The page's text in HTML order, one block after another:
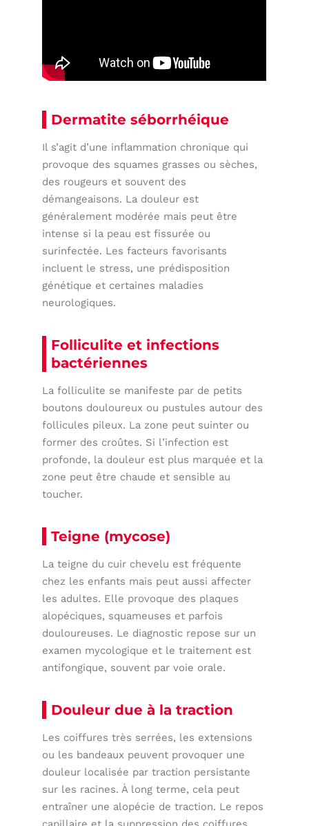
Dermatite séborrhéique
Il s’agit d’une inflammation chronique qui
provoque des squames grasses ou sèches,
des rougeurs et souvent des
démangeaisons. La douleur est
généralement modérée mais peut être
intense si la peau est fissurée ou
surinfectée. Les facteurs favorisants
incluent le stress, une prédisposition
génétique et certaines maladies
neurologiques.
Folliculite et infections
bactériennes
La folliculite se manifeste par de petits
boutons douloureux ou pustules autour des
follicules pileux. La zone peut suinter ou
former des croûtes. Si l’infection est
profonde, la douleur est plus marquée et la
zone peut être chaude et sensible au
toucher.
Teigne (mycose)
La teigne du cuir chevelu est fréquente
chez les enfants mais peut aussi affecter
les adultes. Elle provoque des plaques
alopéciques, squameuses et parfois
douloureuses. Le diagnostic repose sur un
examen mycologique et le traitement est
antifongique, souvent par voie orale.
Douleur due à la traction
Les coiffures très serrées, les extensions
ou les bandeaux peuvent provoquer une
douleur localisée par traction persistante
sur les racines. À long terme, cela peut
entraîner une alopécie de traction. Le repos